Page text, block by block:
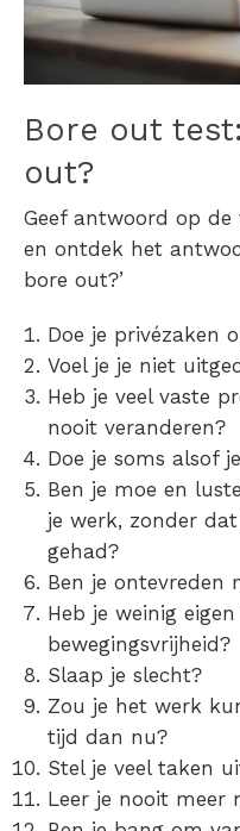
Bore out
out?
Geef antwoord op de
en ontdek het
bore out?’
Doe je privézaken
Voel je je niet
Heb je veel vaste
nooit veranderen?
Doe je soms alsof
Ben je moe en
je werk, zonder
gehad?
Ben je ontevreden
Heb je weinig
bewegingsvrijheid?
Slaap je slecht?
Zou je het werk
tijd dan nu?
Stel je veel taken
Leer je nooit meer